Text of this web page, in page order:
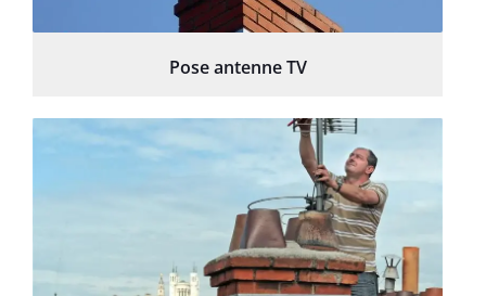
Pose antenne TV